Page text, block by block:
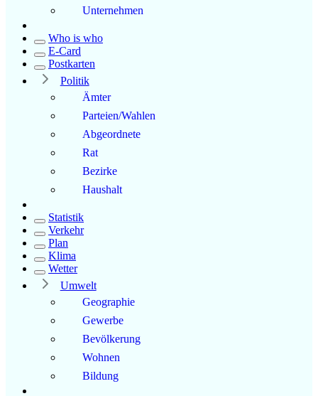
Unternehmen
Who is who
E-Card
Postkarten
Politik
Ämter
Parteien/Wahlen
Abgeordnete
Rat
Bezirke
Haushalt
Statistik
Verkehr
Plan
Klima
Wetter
Umwelt
Geographie
Gewerbe
Bevölkerung
Wohnen
Bildung